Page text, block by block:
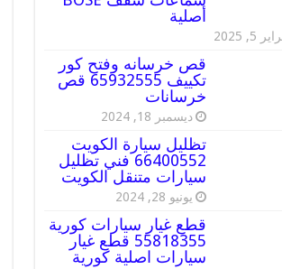
أصلية
5, 2025
قص خرسانه وفتح كور
تكييف 65932555 قص
خرسانات
ديسمبر 18, 2024
تظليل سيارة الكويت
66400552 فني تظليل
سيارات متنقل الكويت
يونيو 28, 2024
قطع غيار سيارات كورية
55818355 قطع غيار
سيارات اصلية كورية